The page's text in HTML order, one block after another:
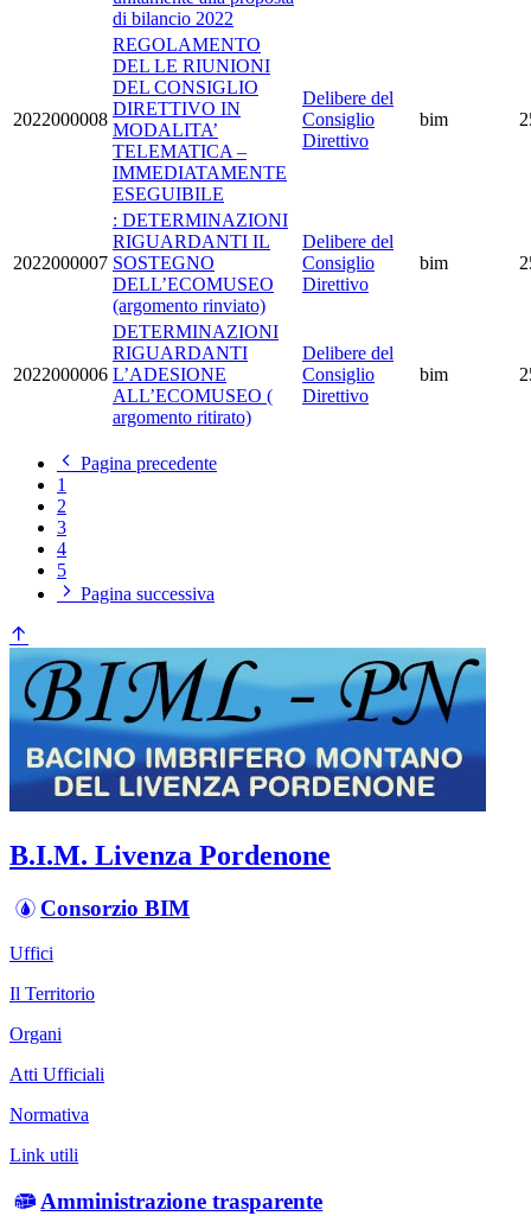
di bilancio 2022
2022000008
REGOLAMENTO
DEL LE RIUNIONI
DEL CONSIGLIO
DIRETTIVO IN
MODALITA’
TELEMATICA –
IMMEDIATAMENTE
ESEGUIBILE
Delibere del
Consiglio
Direttivo
bim
2022000007
: DETERMINAZIONI
RIGUARDANTI IL
SOSTEGNO
DELL’ECOMUSEO
(argomento rinviato)
Delibere del
Consiglio
Direttivo
bim
2022000006
DETERMINAZIONI
RIGUARDANTI
L’ADESIONE
ALL’ECOMUSEO (
argomento ritirato)
Delibere del
Consiglio
Direttivo
bim
Pagina precedente
1
2
3
4
5
Pagina successiva
B.I.M. Livenza Pordenone
Consorzio BIM
Uffici
Il Territorio
Organi
Atti Ufficiali
Normativa
Link utili
Amministrazione trasparente